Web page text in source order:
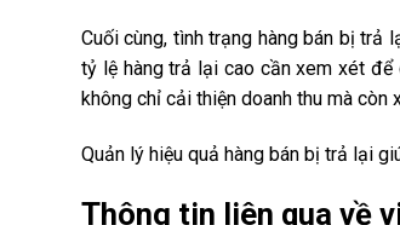
Cuối cùng, tình trạng hàng bán bị trả
tỷ lệ hàng trả lại cao cần xem xét để
không chỉ cải thiện doanh thu mà còn
Quản lý hiệu quả hàng bán bị trả lại
Thông tin liên qua về